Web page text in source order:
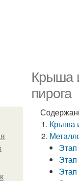
Крыша
пирога
Крыша
Этап
Этап